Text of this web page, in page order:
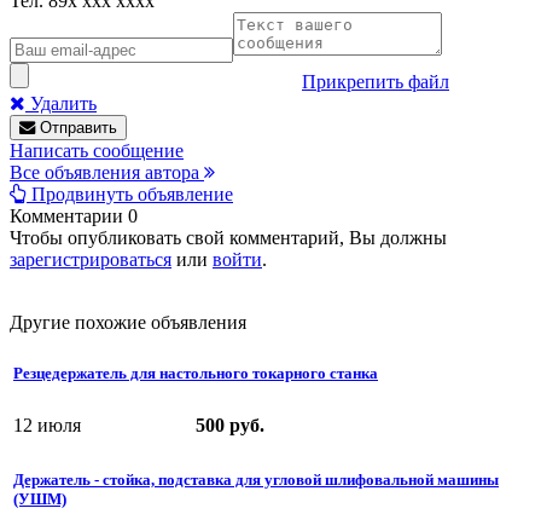
Прикрепить файл
Удалить
Отправить
Написать сообщение
Все объявления автора
Продвинуть объявление
Комментарии 0
Чтобы опубликовать свой комментарий, Вы должны
зарегистрироваться или войти.
Другие похожие объявления
Резцедержатель для настольного токарного станка
12 июля 500 руб.
Держатель - стойка, подставка для угловой шлифовальной машины
(УШМ)